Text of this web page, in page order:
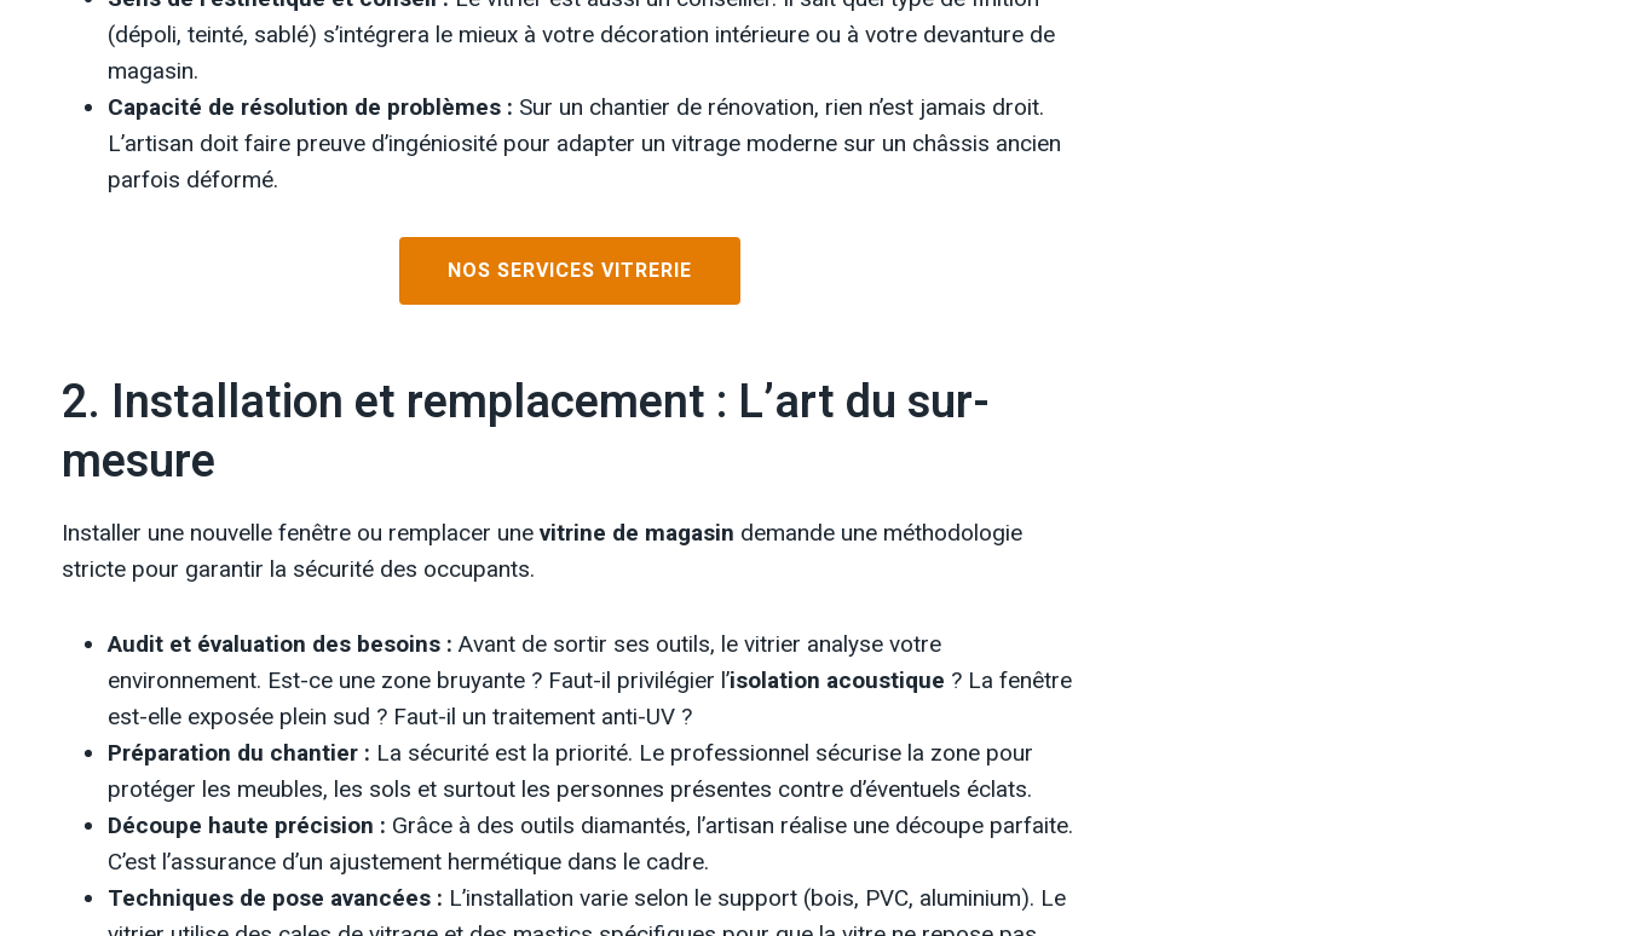
(dépoli, teinté, sablé) s’intégrera le mieux à votre décoration intérieure ou à votre devanture de
magasin.
Capacité de résolution de problèmes : Sur un chantier de rénovation, rien n’est jamais droit.
L’artisan doit faire preuve d’ingéniosité pour adapter un vitrage moderne sur un châssis ancien
parfois déformé.
NOS SERVICES VITRERIE
2. Installation et remplacement : L’art du sur-
mesure
Installer une nouvelle fenêtre ou remplacer une vitrine de magasin demande une méthodologie
stricte pour garantir la sécurité des occupants.
Audit et évaluation des besoins : Avant de sortir ses outils, le vitrier analyse votre
environnement. Est-ce une zone bruyante ? Faut-il privilégier l’isolation acoustique ? La fenêtre
est-elle exposée plein sud ? Faut-il un traitement anti-UV ?
Préparation du chantier : La sécurité est la priorité. Le professionnel sécurise la zone pour
protéger les meubles, les sols et surtout les personnes présentes contre d’éventuels éclats.
Découpe haute précision : Grâce à des outils diamantés, l’artisan réalise une découpe parfaite.
C’est l’assurance d’un ajustement hermétique dans le cadre.
Techniques de pose avancées : L’installation varie selon le support (bois, PVC, aluminium). Le